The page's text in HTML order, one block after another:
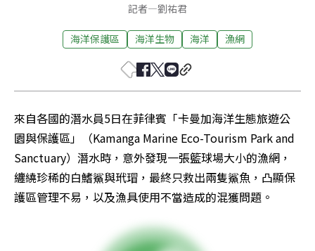
記者—劉祐君
海洋保護區 海洋生物 海洋 漁網
來自各國的潛水員5日在菲律賓「卡曼加海洋生態旅遊公
園與保護區」（Kamanga Marine Eco-Tourism Park and
Sanctuary）潛水時，意外發現一張籃球場大小的漁網，
纏繞珍稀的白鰭鯊與玳瑁，最終只救出兩隻鯊魚，凸顯保
護區管理不易，以及漁具使用不當造成的混獲問題。